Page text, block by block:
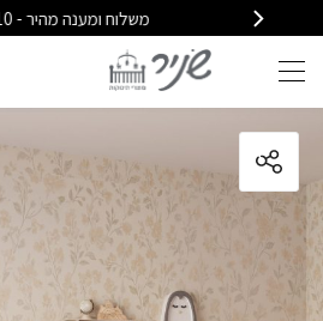
משלוח ומענה מהיר - 08-6715610